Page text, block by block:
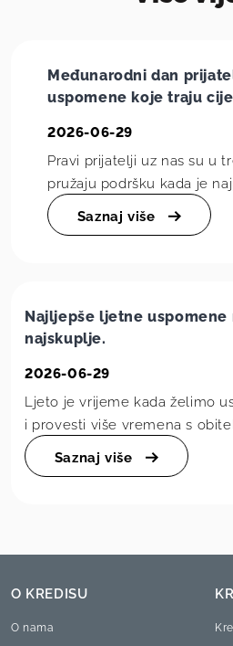
Međunarodni dan
uspomene koje traju
2026-06-29
Pravi prijatelji uz nas su u
pružaju podršku kada je
svakodnevne situacije
koje pamti...
Saznaj više
Najljepše ljetne
najskuplje.
2026-06-29
Ljeto je vrijeme kada želimo
i provesti više vremena s
Često mislimo da su za
Saznaj više
O KREDISU
О nama